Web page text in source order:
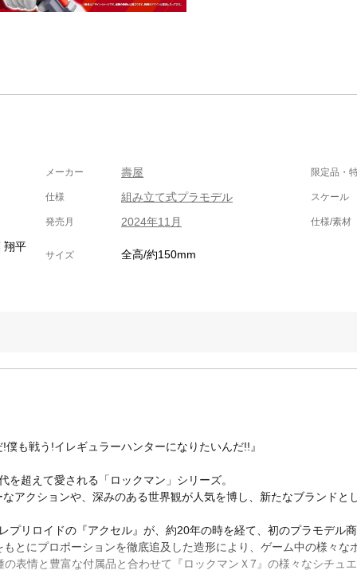
メーカー 壽屋 限定品・
仕様 組み立て式プラモデル スケール
発売月 2024年11月 仕様/素材
翔平
サイズ 全高/約150mm
も戦う!イレギュラーハンターになりたいんだ!!』
超えて愛される「ロックマン」シリーズ。
アクションや、深みのある世界観が人気を博し、新たなブランドと
プリロイドの『アクセル』が、約20年の時を経て、初のプラモデル
とにプロポーションを徹底追及した造形により、ゲーム中の様々な
表情と豊富な付属品と合わせて『ロックマンＸ7』の様々なシチュ